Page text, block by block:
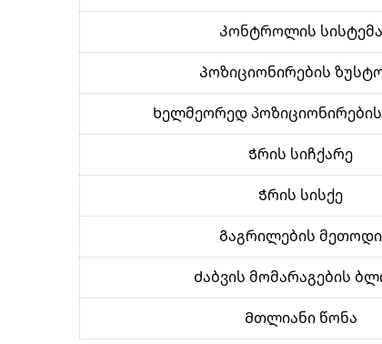
Კონტროლის სისტემა
Პოზიციონირების
Ხელმეორედ პოზიციონირების
Ჭრის სიჩქარე
Ჭრის სისქე
Გაგრილების მეთოდი
Ძაბვის მომარაგების
Მთლიანი წონა